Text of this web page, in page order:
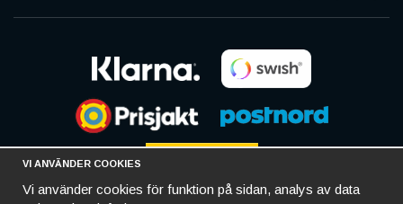
VI ANVÄNDER COOKIES
Vi använder cookies för funktion på sidan, analys av data